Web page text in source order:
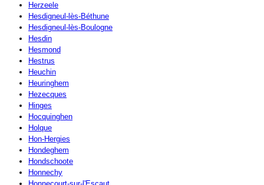
Herzeele
Hesdigneul-lès-Béthune
Hesdigneul-lès-Boulogne
Hesdin
Hesmond
Hestrus
Heuchin
Heuringhem
Hezecques
Hinges
Hocquinghen
Holque
Hon-Hergies
Hondeghem
Hondschoote
Honnechy